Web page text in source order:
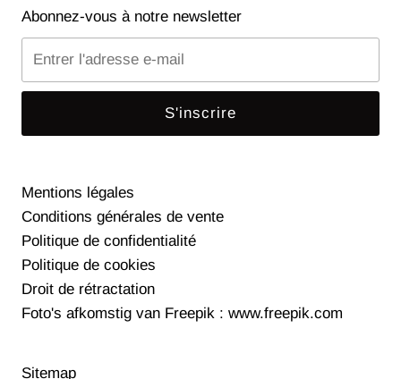
Abonnez-vous à notre newsletter
e-
Mentions légales
Conditions générales de vente
Politique de confidentialité
Politique de cookies
Droit de rétractation
Foto's afkomstig van Freepik : www.freepik.com
Sitemap